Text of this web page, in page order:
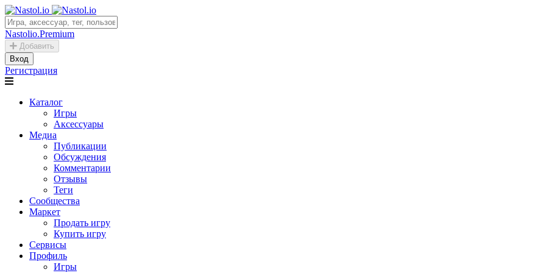
Nastolio.Premium
Добавить
Вход
Регистрация
Каталог
Игры
Аксессуары
Медиа
Публикации
Обсуждения
Комментарии
Отзывы
Теги
Сообщества
Маркет
Продать игру
Купить игру
Сервисы
Профиль
Игры